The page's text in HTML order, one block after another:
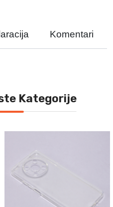
Komentari
Kategorije